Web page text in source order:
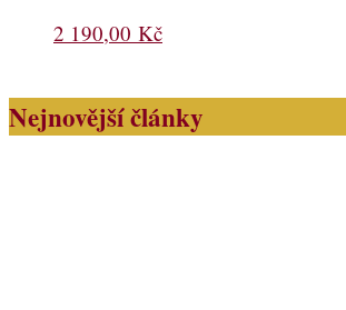
2 190,00 Kč
Nejnovější články